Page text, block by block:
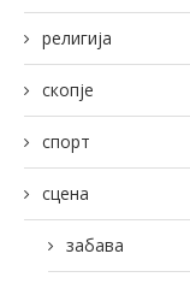
религија
скопје
спорт
сцена
забава